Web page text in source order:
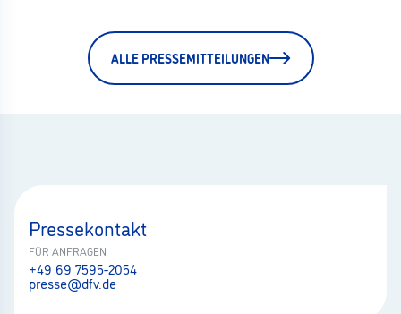
ALLE PRESSEMITTEILUNGEN
Pressekontakt
FÜR ANFRAGEN
+49 69 7595-2054
presse@dfv.de